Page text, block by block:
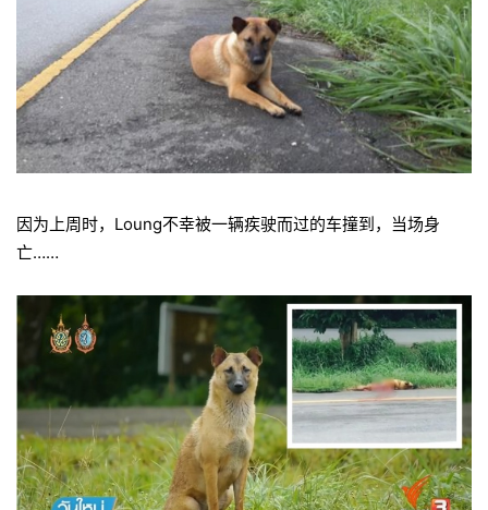
因为上周时，Loung不幸被一辆疾驶而过的车撞到，当场身
亡……